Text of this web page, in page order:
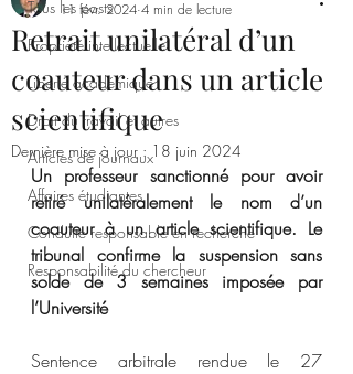
Tous les posts
Propriété intellectuelle
Liberté académique
Droit du travail et autres
Articles de journaux
Affaires étudiantes
Conduite responsable en recherche
Responsabilité du chercheur
Retrait unilatéral d’un
coauteur dans un article
scientifique
11 févr. 2024 4 min de lecture
Dernière mise à jour : 18 juin 2024
Un professeur sanctionné pour avoir
retiré unilatéralement le nom d’un
coauteur à un article scientifique. Le
tribunal confirme la suspension sans
solde de 3 semaines imposée par
l’Université
Sentence arbitrale rendue le 27